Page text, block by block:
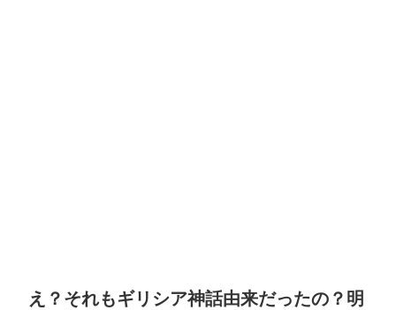
え？それもギリシア神話由来だったの？明